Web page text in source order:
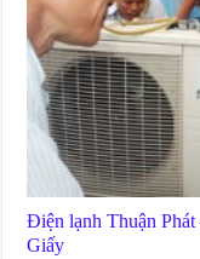
Điện lạnh Thuận
Giấy